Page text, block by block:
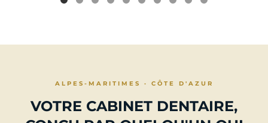
ALPES-MARITIMES · CÔTE D'AZUR
VOTRE CABINET DENTAIRE,